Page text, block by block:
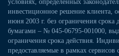
условиях, определенных
инвестиционное решение клиента,
июня 2003 г. без ограничения
бумагами – № 045-06795-001000,
ограничения срока действия.
предоставляемые в рамках